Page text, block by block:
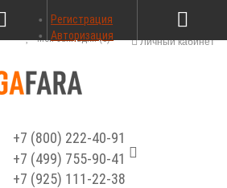
Личный кабинет
Мои закладки (0)
+7 (800) 222-40-91
+7 (499) 755-90-41
+7 (925) 111-22-38
Регистрация
Авторизация